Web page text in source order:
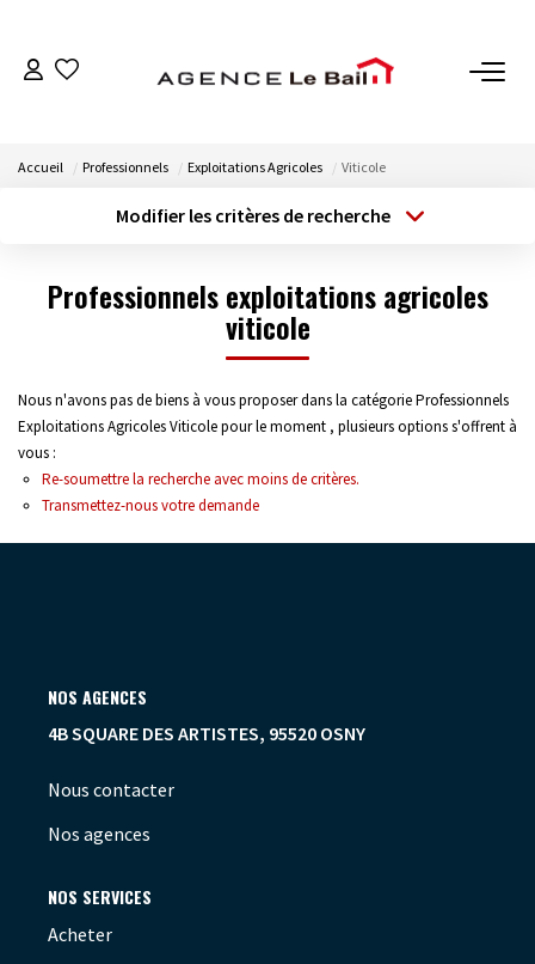
GESTION
Espace Propriétaire
Espace Locataire
NOTRE AGENCE
Accueil Professionnels Exploitations Agricoles Viticole
Modifier les critères de recherche
Sélectionnez...
Type de bien
Surface min
Créer une alerte
Professionnels exploitations agricoles
viticole
Nous n'avons pas de biens à vous proposer dans la catégorie Professionnels
Exploitations Agricoles Viticole pour le moment , plusieurs options s'offrent à
vous :
Re-soumettre la recherche avec moins de critères.
Transmettez-nous votre demande
NOS AGENCES
4B SQUARE DES ARTISTES, 95520 OSNY
Nous contacter
Nos agences
NOS SERVICES
Acheter